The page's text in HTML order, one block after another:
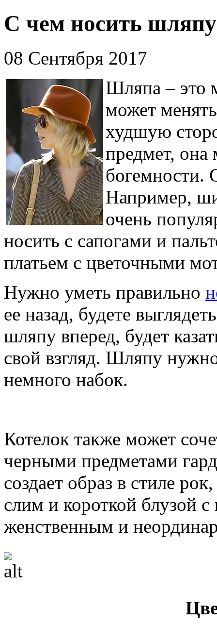
С чем носить
08 Сентября 2017
Шляпа – это
может
худшую
предмет, она
богемности.
Например,
очень
носить с сапогами и
платьем с цветочными
Нужно уметь правильно
ее назад, будете
шляпу вперед, будет
свой взгляд. Шляпу
немного набок.
Котелок также может
черными предметами
создает образ в стиле
слим и короткой блузой
женственным и